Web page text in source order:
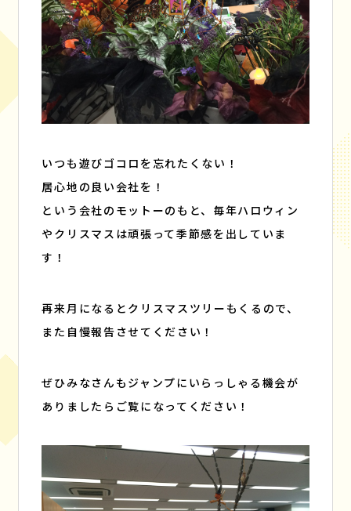
いつも遊びゴコロを忘れたくない！
居心地の良い会社を！
という会社のモットーのもと、毎年ハロウィン
やクリスマスは頑張って季節感を出していま
す！
再来月になるとクリスマスツリーもくるので、
また自慢報告させてください！
ぜひみなさんもジャンプにいらっしゃる機会が
ありましたらご覧になってください！